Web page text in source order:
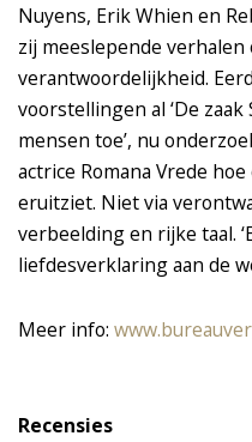
Nuyens, Erik Whien en
zij meeslepende
verantwoordelijkheid.
voorstellingen al ‘De zaak
mensen toe’, nu
actrice Romana Vrede
eruitziet. Niet via
verbeelding en rijke taal.
liefdesverklaring aan de
Meer info:
Recensies